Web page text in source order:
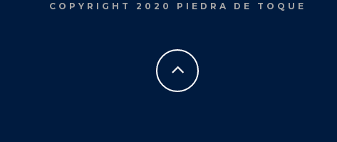
COPYRIGHT 2020 PIEDRA DE TOQUE